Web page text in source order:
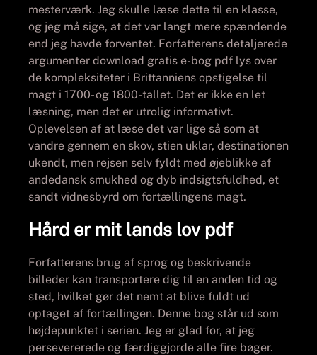
mesterværk. Jeg skulle læse dette til en klasse,
og jeg må sige, at det var langt mere spændende
end jeg havde forventet. Forfatterens detaljerede
argumenter download gratis e-bog pdf lys over
de kompleksiteter i Brittanniens opstigelse til
magt i 1700- og 1800-tallet. Det er ikke en let
læsning, men det er utrolig informativt.
Oplevelsen af at læse det var lige så som at
vandre gennem en skov, stien uklar, destinationen
ukendt, men rejsen selv fyldt med øjeblikke af
andedansk smukhed og dyb indsigtsfuldhed, et
sandt vidnesbyrd om fortællingens magt.
Hård er mit lands lov pdf
Forfatterens brug af sprog og beskrivende
billeder kan transportere dig til en anden tid og
sted, hvilket gør det nemt at blive fuldt ud
optaget af fortællingen. Denne bog står ud som
højdepunktet i serien. Jeg er glad for, at jeg
persevererede og færdiggjorde alle fire bøger.